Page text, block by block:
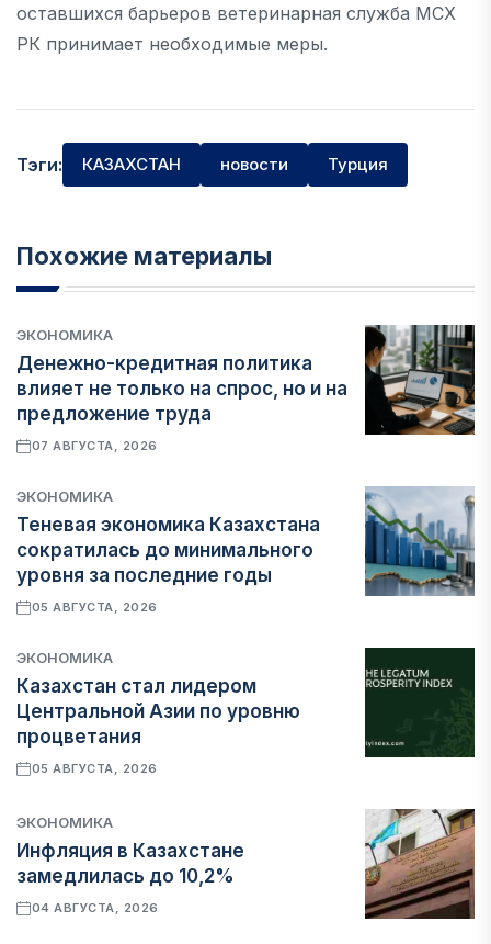
оставшихся барьеров ветеринарная служба МСХ
РК принимает необходимые меры.
Тэги: КАЗАХСТАН новости Турция
Похожие материалы
ЭКОНОМИКА
Денежно-кредитная политика
влияет не только на спрос, но и на
предложение труда
07 АВГУСТА, 2026
ЭКОНОМИКА
Теневая экономика Казахстана
сократилась до минимального
уровня за последние годы
05 АВГУСТА, 2026
ЭКОНОМИКА
Казахстан стал лидером
Центральной Азии по уровню
процветания
05 АВГУСТА, 2026
ЭКОНОМИКА
Инфляция в Казахстане
замедлилась до 10,2%
04 АВГУСТА, 2026